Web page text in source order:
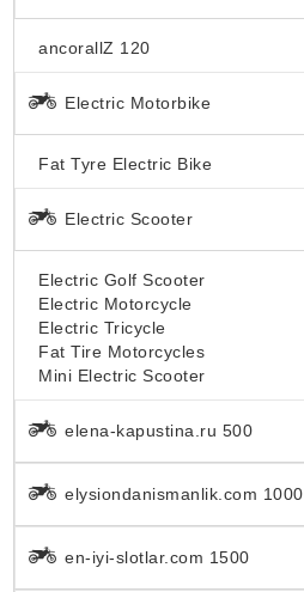
ancorallZ 120
Electric Motorbike
Fat Tyre Electric Bike
Electric Scooter
Electric Golf Scooter
Electric Motorcycle
Electric Tricycle
Fat Tire Motorcycles
Mini Electric Scooter
elena-kapustina.ru 500
elysiondanismanlik.com 1000
en-iyi-slotlar.com 1500